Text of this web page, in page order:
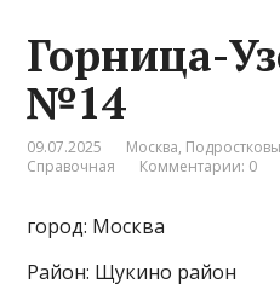
Горница-
№14
09.07.2025 Москва,
Справочная
Комментарии: 0
город: Москва
Район: Щукино район